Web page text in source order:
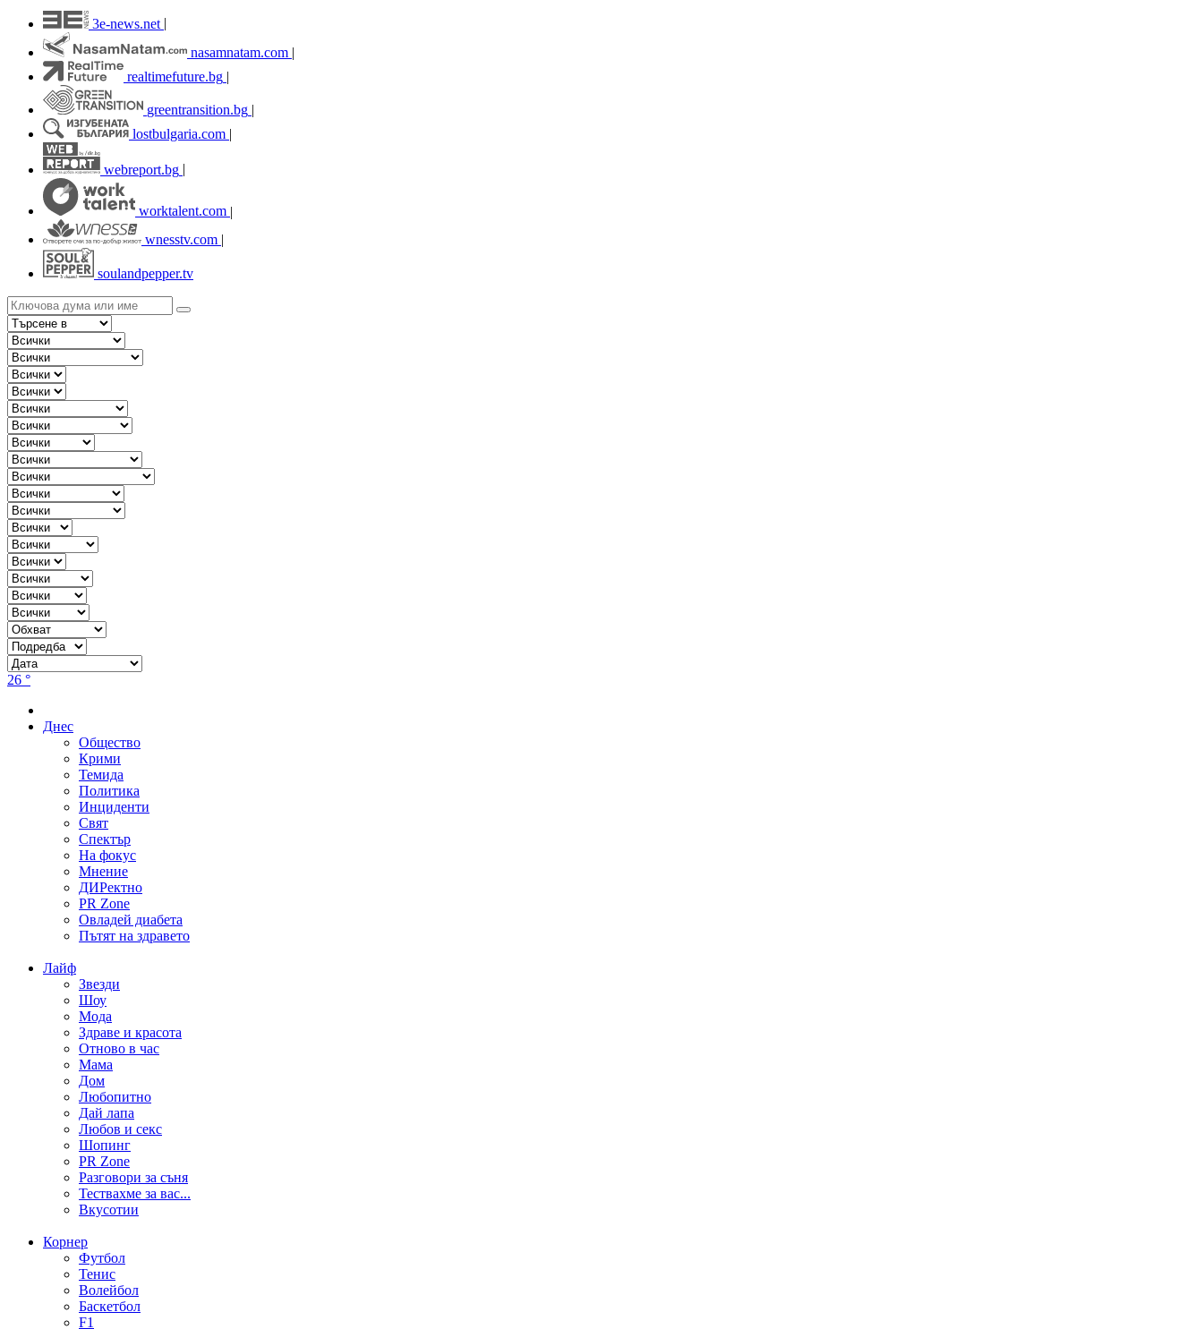
3e-news.net
nasamnatam.com |
realtimefuture.bg |
greentransition.bg |
lostbulgaria.com |
webreport.bg
worktalent.com |
wnesstv.com |
soulandpepper.tv
26 °
Днес
Общество
Крими
Темида
Политика
Инциденти
Свят
Спектър
На фокус
Мнение
ДИРектно
PR Zone
Овладей диабета
Пътят на здравето
Лайф
Звезди
Шоу
Мода
Здраве и красота
Отново в час
Мама
Дом
Любопитно
Дай лапа
Любов и секс
Шопинг
PR Zone
Разговори за съня
Тествахме за вас...
Вкусотии
Корнер
Футбол
Тенис
Волейбол
Баскетбол
F1